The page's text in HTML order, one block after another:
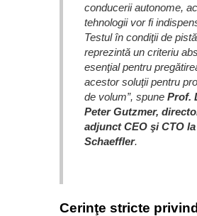
conducerii autonome,
tehnologii vor fi
Testul în condiţii de pistă
reprezintă un criteriu
esenţial pentru
acestor soluţii pentru
de volum”, spune Prof.
Peter Gutzmer,
adjunct CEO şi CTO la
Schaeffler.
Cerinţe stricte